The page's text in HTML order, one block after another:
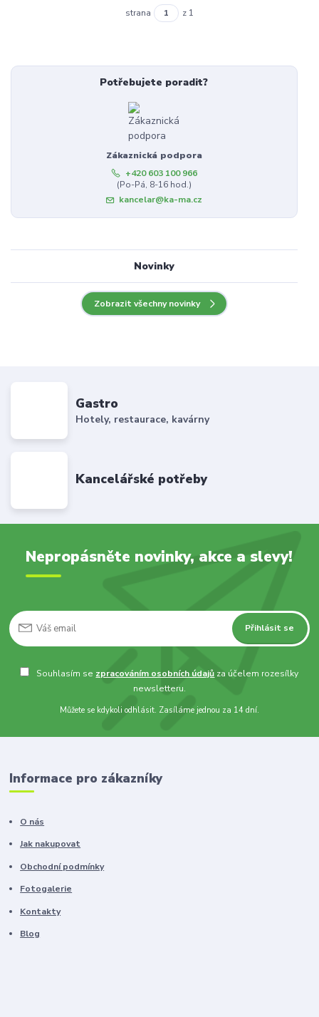
strana z 1
Potřebujete poradit?
Zákaznická podpora
+420 603 100 966
(Po-Pá, 8-16 hod.)
kancelar@ka-ma.cz
Novinky
Zobrazit všechny novinky
Gastro
Hotely, restaurace, kavárny
Kancelářské potřeby
Nepropásněte novinky, akce a slevy!
Přihlásit se
Souhlasím se zpracováním osobních údajů za účelem rozesílky
newsletteru.
Můžete se kdykoli odhlásit. Zasíláme jednou za 14 dní.
Informace pro zákazníky
O nás
Jak nakupovat
Obchodní podmínky
Fotogalerie
Kontakty
Blog